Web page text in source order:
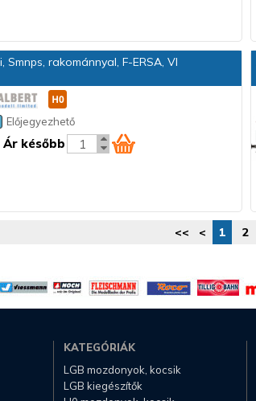
Smnps, rakománnyal, F-ERSA, VI
Előjegyezhető
Ár később
<< < 1 2
KATEGÓRIÁK
LGB mozdonyok, kocsik
LGB kiegészítők